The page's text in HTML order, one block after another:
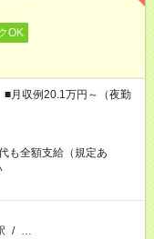
OK
月収例20.1万円～（夜勤
も全額支給（規定あ
/ …